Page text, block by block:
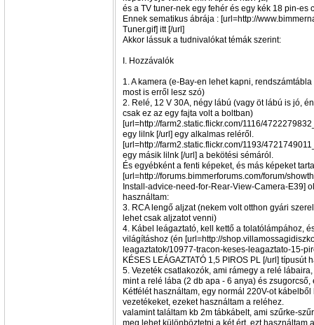
és a TV tuner-nek egy fehér és egy kék 18 pin-es
Ennek sematikus ábrája : [url=http://
Tuner.gif] itt [/url]
Akkor lássuk a tudnivalókat témák szerint:
I. Hozzávalók
1. A kamera (e-Bay-en lehet kapni,
most is erről lesz szó)
2. Relé, 12 V 30A, négy lábú (vagy öt lábú is jó,
csak ez az egy fajta volt a boltban)
[url=http://farm2.static.flickr.com/1116/
egy lilnk [/url] egy alkalmas reléről.
[url=http://farm2.static.flickr.com/1193/
egy másik lilnk [/url] a bekötési sémáról.
És egyébként a fenti képeket, és más képeket
[url=http://forums.bimmerforums.com/forum/
Install-advice-need-for-Rear-View-Camera-E39]
használtam:
3. RCA lengő aljzat (nekem volt otthon gyári
lehet csak aljzatot venni)
4. Kábel leágaztató, kell kettő a tolatólámpához,
világításhoz (én [url=http://
leagaztatok/10977-tracon-keses-leagaztato-15-
KÉSES LEÁGAZTATÓ 1,5 PIROS PL [/url] típusút
5. Vezeték csatlakozók, ami rámegy a relé
mint a relé lába (2 db apa - 6 anya) és zsugorcső,
Kétfélét használtam, egy normál 220V-ot
vezetékeket, ezeket használtam a reléhez.
valamint találtam kb 2m tábkábelt, ami szűrke-
meg lehet különböztetni a két ért, ezt használtam